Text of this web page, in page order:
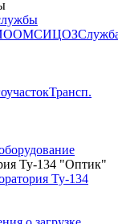
ОМСИЦОЗ
Трансп.
Ту-134 "Оптик"
Ту-134